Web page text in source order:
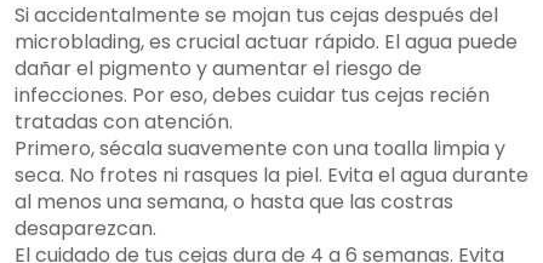
Si accidentalmente se mojan tus cejas después del
microblading, es crucial actuar rápido. El agua puede
dañar el pigmento y aumentar el riesgo de
infecciones. Por eso, debes cuidar tus cejas recién
tratadas con atención.
Primero, sécala suavemente con una toalla limpia y
seca. No frotes ni rasques la piel. Evita el agua durante
al menos una semana, o hasta que las costras
desaparezcan.
El cuidado de tus cejas dura de 4 a 6 semanas. Evita